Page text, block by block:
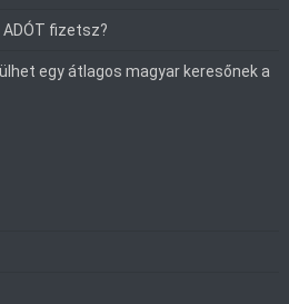
fizetsz?
egy átlagos magyar keresőnek a